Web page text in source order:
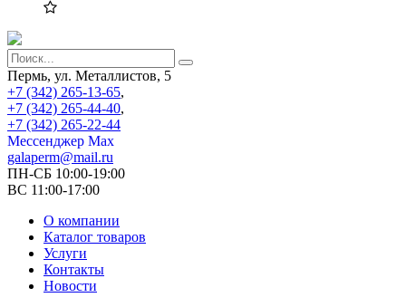
Пермь, ул. Металлистов, 5
+7 (342) 265-13-65,
+7 (342) 265-44-40,
+7 (342) 265-22-44
Мессенджер Мах
galaperm@mail.ru
ПН-СБ 10:00-19:00
ВС 11:00-17:00
О компании
Каталог товаров
Услуги
Контакты
Новости